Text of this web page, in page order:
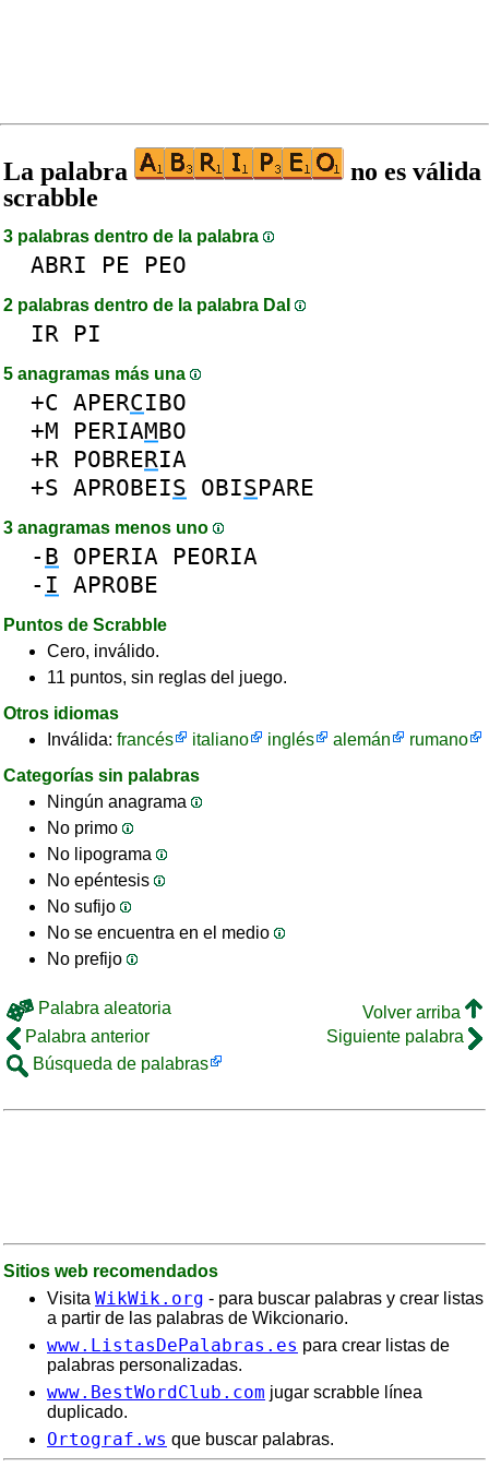
La palabra
no es válida
scrabble
3 palabras dentro de la palabra
ABRI PE PEO
2 palabras dentro de la palabra DaI
IR PI
5 anagramas más una
+C APERCIBO
+M PERIAMBO
+R POBRERIA
+S APROBEIS OBISPARE
3 anagramas menos uno
- B OPERIA PEORIA
- I APROBE
Puntos de Scrabble
Cero, inválido.
11 puntos, sin reglas del juego.
Otros idiomas
Inválida: francés italiano inglés alemán
rumano
Categorías sin palabras
Ningún anagrama
No primo
No lipograma
No epéntesis
No sufijo
No se encuentra en el medio
No prefijo
Palabra aleatoria
Volver arriba
Palabra anterior
Siguiente palabra
Búsqueda de palabras
Sitios web recomendados
Visita WikWik.org - para buscar palabras y crear listas
a partir de las palabras de Wikcionario.
www.ListasDePalabras.es para crear listas de
palabras personalizadas.
www.BestWordClub.com jugar scrabble línea
duplicado.
Ortograf.ws que buscar palabras.